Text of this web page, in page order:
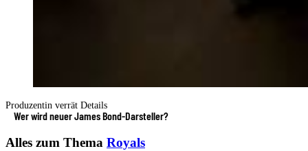
Produzentin verrät Details
Wer wird neuer James Bond-Darsteller?
Alles zum Thema Royals